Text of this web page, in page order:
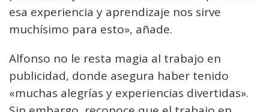
esa experiencia y aprendizaje nos sirve
muchísimo para esto», añade.
Alfonso no le resta magia al trabajo en
publicidad, donde asegura haber tenido
«muchas alegrías y experiencias divertidas».